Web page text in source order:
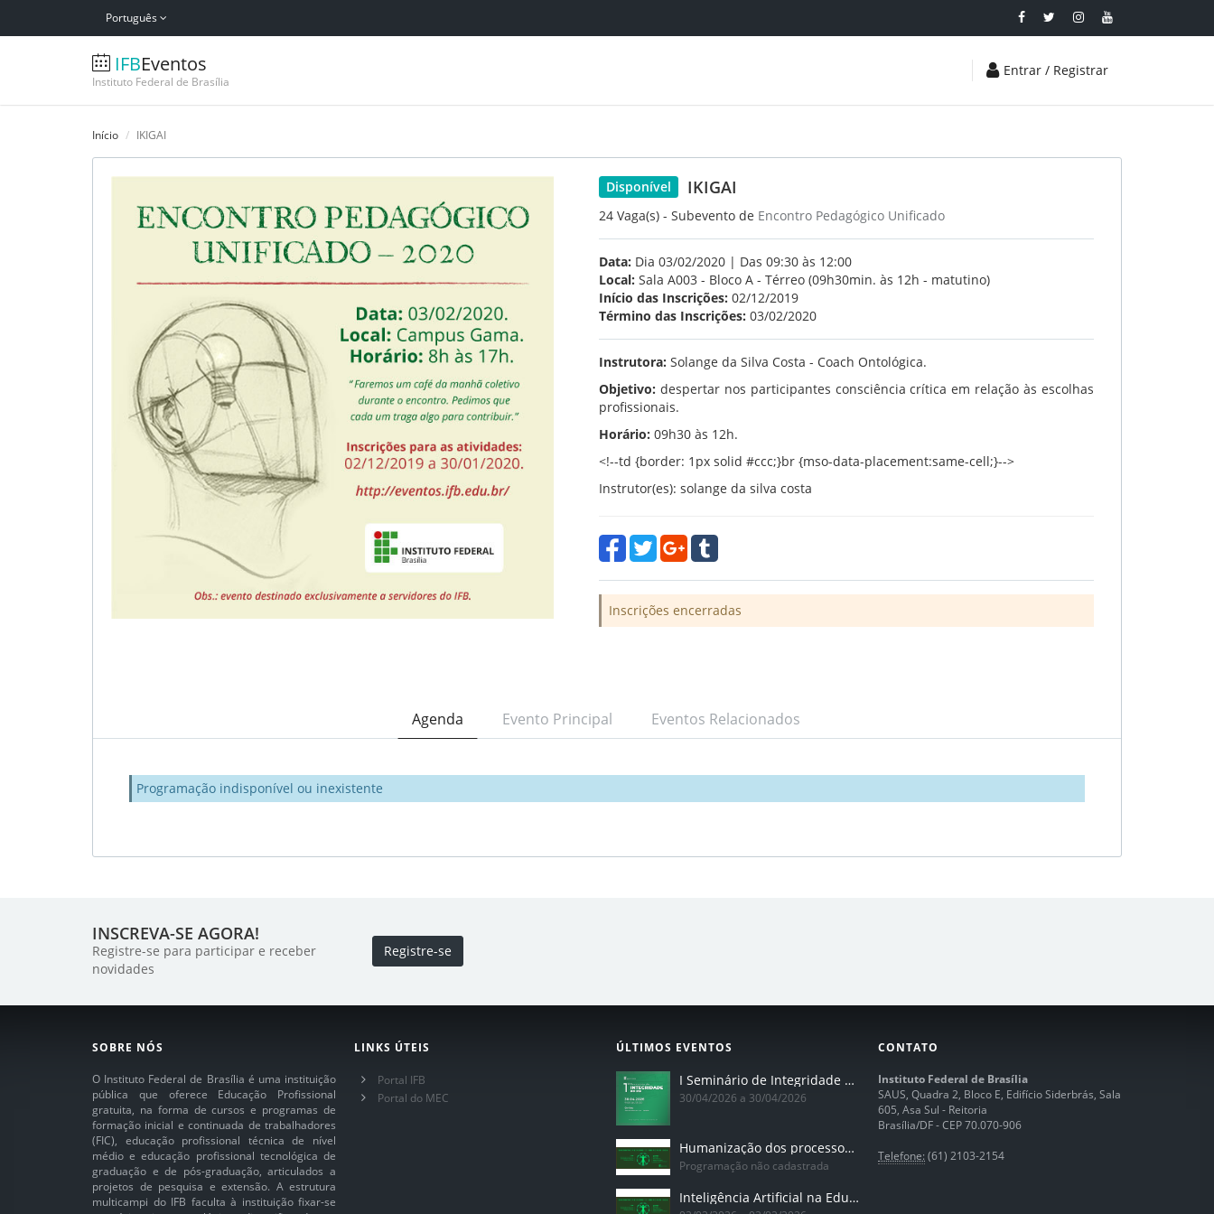
Português
IFBEventos
Instituto Federal de Brasília
Entrar / Registrar
Início IKIGAI
Disponível IKIGAI
24 Vaga(s) - Subevento de Encontro Pedagógico Unificado
Data: Dia 03/02/2020 | Das 09:30 às 12:00
Local: Sala A003 - Bloco A - Térreo (09h30min. às 12h - matutino)
Início das Inscrições: 02/12/2019
Término das Inscrições: 03/02/2020
Instrutora: Solange da Silva Costa - Coach Ontológica.
Objetivo: despertar nos participantes consciência crítica em relação às escolhas
profissionais.
Horário: 09h30 às 12h.
<!--td {border: 1px solid #ccc;}br {mso-data-placement:same-cell;}-->
Instrutor(es): solange da silva costa
Inscrições encerradas
Agenda Evento Principal Eventos Relacionados
Programação indisponível ou inexistente
INSCREVA-SE AGORA!
Registre-se para participar e receber
novidades
Registre-se
SOBRE NÓS
O Instituto Federal de Brasília é uma instituição
pública que oferece Educação Profissional
gratuita, na forma de cursos e programas de
formação inicial e continuada de trabalhadores
(FIC), educação profissional técnica de nível
médio e educação profissional tecnológica de
graduação e de pós-graduação, articulados a
projetos de pesquisa e extensão. A estrutura
multicampi do IFB faculta à instituição fixar-se
LINKS ÚTEIS
Portal IFB
Portal do MEC
ÚLTIMOS EVENTOS
I Seminário de Integridade do IFB
30/04/2026 a 30/04/2026
Humanização dos processos de trabalhos em tempos de IA
Programação não cadastrada
Inteligência Artificial na Educação Profissional e Tecnológica: potencialidades, desafios e desenvolvimento docente
CONTATO
Instituto Federal de Brasília
SAUS, Quadra 2, Bloco E, Edifício Siderbrás, Sala
605, Asa Sul - Reitoria
Brasília/DF - CEP 70.070-906
Telefone: (61) 2103-2154